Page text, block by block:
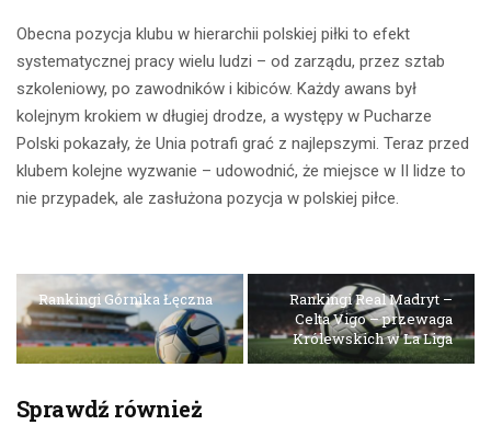
Obecna pozycja klubu w hierarchii polskiej piłki to efekt
systematycznej pracy wielu ludzi – od zarządu, przez sztab
szkoleniowy, po zawodników i kibiców. Każdy awans był
kolejnym krokiem w długiej drodze, a występy w Pucharze
Polski pokazały, że Unia potrafi grać z najlepszymi. Teraz przed
klubem kolejne wyzwanie – udowodnić, że miejsce w II lidze to
nie przypadek, ale zasłużona pozycja w polskiej piłce.
Rankingi Górnika Łęczna
Rankingi Real Madryt –
Celta Vigo – przewaga
Królewskich w La Liga
Sprawdź również